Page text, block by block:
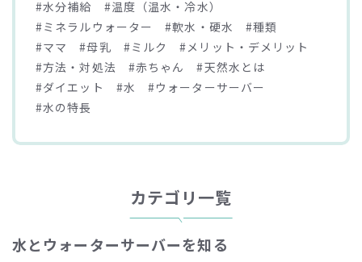
#水分補給
#温度（温水・冷水）
#ミネラルウォーター
#軟水・硬水
#種類
#ママ
#母乳 #ミルク
#メリット・デメリット
#方法・対処法
#赤ちゃん
#天然水とは
#ダイエット
#水
#ウォーターサーバー
#水の特長
カテゴリ一覧
水とウォーターサーバーを知る